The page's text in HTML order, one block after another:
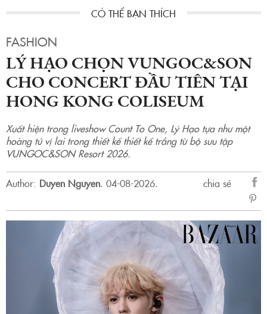
FASHION
LÝ HẠO CHỌN VUNGOC&SON
CHO CONCERT ĐẦU TIÊN TẠI
HONG KONG COLISEUM
Xuất hiện trong liveshow Count To One, Lý Hạo tựa như một
hoàng tử vị lai trong thiết kế thiết kế trắng từ bộ sưu tập
VUNGOC&SON Resort 2026.
Author: Duyen Nguyen. 04-08-2026.
chia sẻ
sẻ